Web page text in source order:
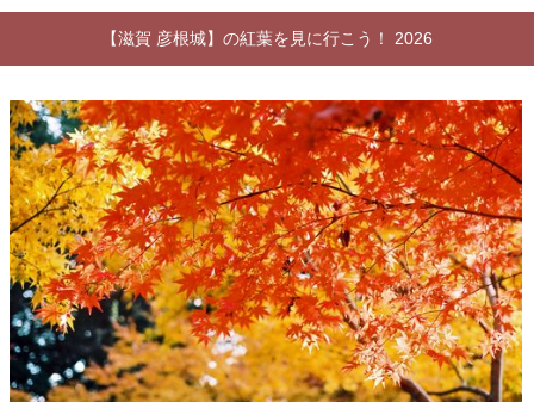
【滋賀 彦根城】の紅葉を見に行こう！ 2026